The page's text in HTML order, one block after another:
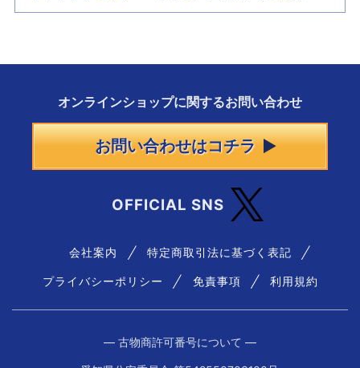
オンラインショップに関するお問い合わせ
お問い合わせはコチラ
OFFICIAL SNS
会社案内 特定商取引法に基づく表記
プライバシーポリシー 免責事項 利用規約
― 古物商許可番号について ―